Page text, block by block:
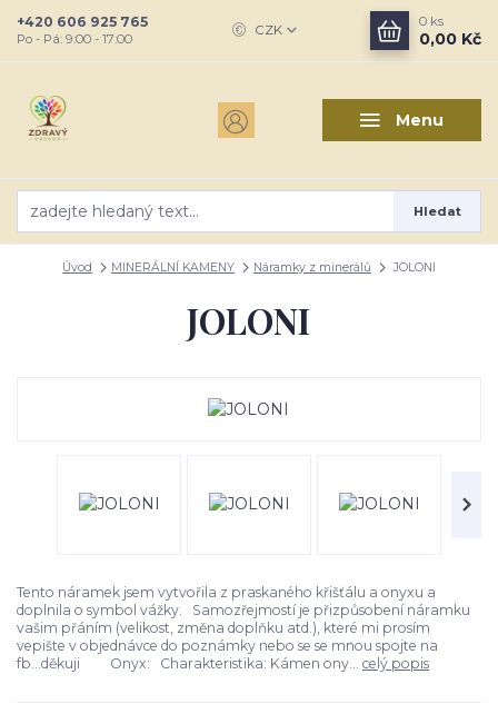
Menu
CZK
Hledat
+420 606 925 765
Po - Pá: 9:00 - 17:00
0 ks
0,00 Kč
Úvod MINERÁLNÍ KAMENY Náramky z minerálů JOLONI
JOLONI
Tento náramek jsem vytvořila z praskaného křišťálu a onyxu a
doplnila o symbol vážky. Samozřejmostí je přizpůsobení náramku
vašim přáním (velikost, změna doplňku atd.), které mi prosím
vepište v objednávce do poznámky nebo se se mnou spojte na
fb...děkuji Onyx: Charakteristika: Kámen ony... celý popis